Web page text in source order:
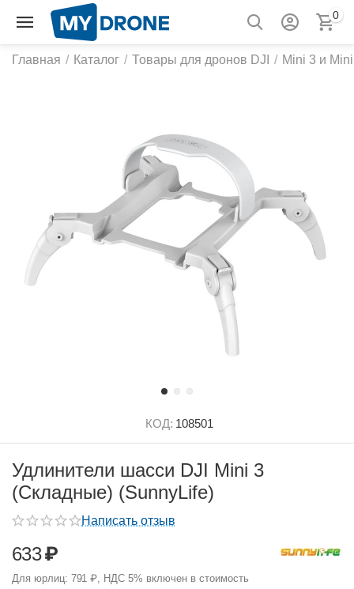
0
Главная / Каталог / Товары для дронов DJI / Mini 3 и
КОД: 108501
Удлинители шасси DJI Mini 3
(Складные) (SunnyLife)
Написать отзыв
633₽
Для юрлиц: 791 ₽, НДС 5% включен в стоимость